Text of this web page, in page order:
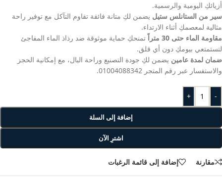
أزيائكِ اليومية والرسمية.
سير من الستانلس ستيل يضمن لكِ متانة فائقة تقاوم التآكل مع توفير راحة
مثالية لمعصمكِ أثناء الارتداء.
مقاومة الماء حتى 30 متراً
تمنحكِ حماية موثوقة ضد رذاذ الماء المفاجئ
لتستمتعي بيومكِ دون أي قلق.
ضمان لمدة عامين يضمن لكِ جودة التصنيع وراحة البال، مع إمكانية الحجز
والاستفسار عبر رقم المتجر 01004088342.
-
+
إضافة إلى السلة
اشترِ الآن
مقارنة إضافة إلى قائمة الرغبات